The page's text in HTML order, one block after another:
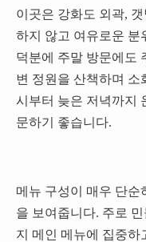
이곳은 강화도 외곽,
하지 않고 여유로운 분
덕분에 주말 방문에도
변 정원을 산책하며 소
시부터 늦은 저녁까지
문하기 좋습니다.
메뉴 구성이 매우 단순
을 보여줍니다. 주로
지 메인 메뉴에 집중하